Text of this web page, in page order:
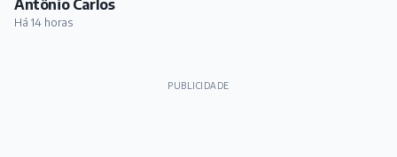
Antônio Carlos
Há 14 horas
PUBLICIDADE